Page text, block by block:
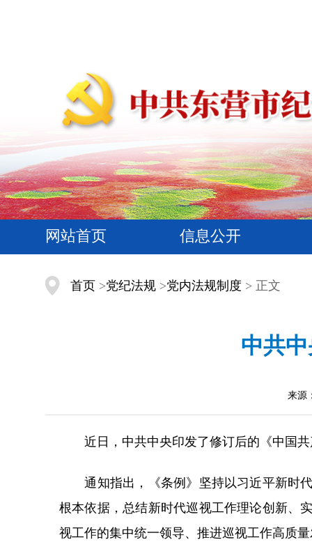
网站首页 信息公开
首页 >党纪法规 >党内法规制度 > 正文
中共
来源
近日，中共中央印发了修订后的《中国共
通知指出，《条例》坚持以习近平新时代
根本依据，总结新时代巡视工作理论创新、
视工作的集中统一领导、推进巡视工作高质